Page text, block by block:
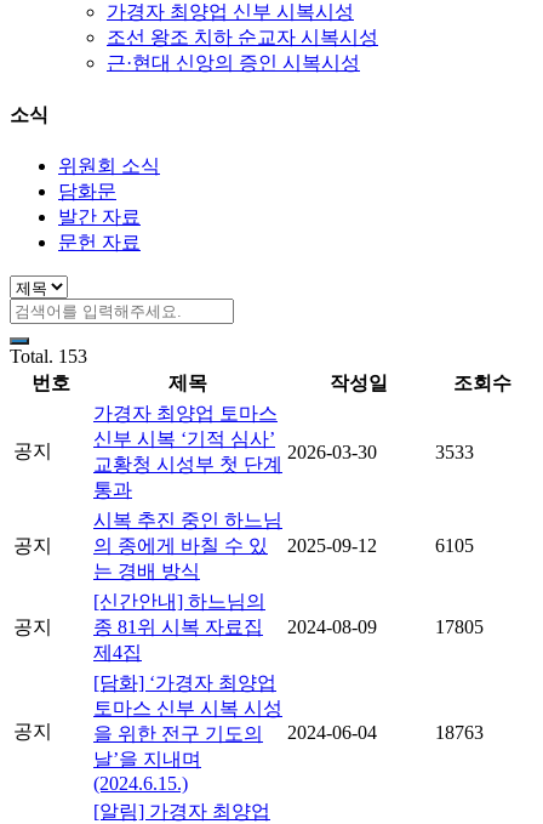
가경자 최양업 신부 시복시성
조선 왕조 치하 순교자 시복시성
근·현대 신앙의 증인 시복시성
소식
위원회 소식
담화문
발간 자료
문헌 자료
Total. 153
번호
제목 작성일 조회수
공지
가경자 최양업 토마스
신부 시복 ‘기적 심사’
교황청 시성부 첫 단계
통과
2026-03-30 3533
공지
시복 추진 중인 하느님
의 종에게 바칠 수 있
는 경배 방식
2025-09-12 6105
공지
[신간안내] 하느님의
종 81위 시복 자료집
제4집
2024-08-09 17805
공지
[담화] ‘가경자 최양업
토마스 신부 시복 시성
을 위한 전구 기도의
날’을 지내며
(2024.6.15.)
2024-06-04 18763
[알림] 가경자 최양업